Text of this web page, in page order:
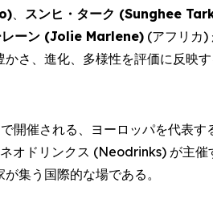
)、 スンヒ・ターク (Sunghee
ーン (Jolie Marlene) (アフリカ)
さ、進化、多様性を評価に反映す
催される、ヨーロッパを代表す
オドリンクス (Neodrinks) が主
集う国際的な場である。